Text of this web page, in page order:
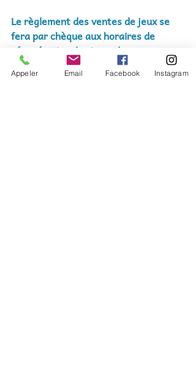
Le règlement des ventes de jeux se
fera par chèque aux horaires de
récupération des invendus
présentation d’une carte d’identité.
Si vous préférez recevoir un virement
Appeler Email Facebook Instagram